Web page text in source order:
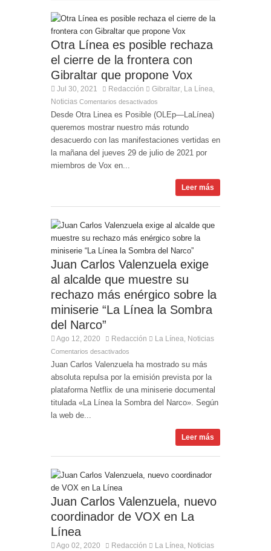
Otra Línea es posible rechaza
el cierre de la frontera con
Gibraltar que propone Vox
Jul 30, 2021 Redacción Gibraltar La Línea
Noticias Comentarios desactivados
Desde Otra Linea es Posible (OLEp—LaLínea)
queremos mostrar nuestro más rotundo
desacuerdo con las manifestaciones vertidas en
la mañana del jueves 29 de julio de 2021 por
miembros de Vox en...
Leer más
Juan Carlos Valenzuela exige
al alcalde que muestre su
rechazo más enérgico sobre la
miniserie “La Línea la Sombra
del Narco”
Ago 12, 2020 Redacción La Línea Noticias
Comentarios desactivados
Juan Carlos Valenzuela ha mostrado su más
absoluta repulsa por la emisión prevista por la
plataforma Netflix de una miniserie documental
titulada «La Línea la Sombra del Narco». Según
la web de...
Leer más
Juan Carlos Valenzuela, nuevo
coordinador de VOX en La
Línea
Ago 02, 2020 Redacción La Línea Noticias